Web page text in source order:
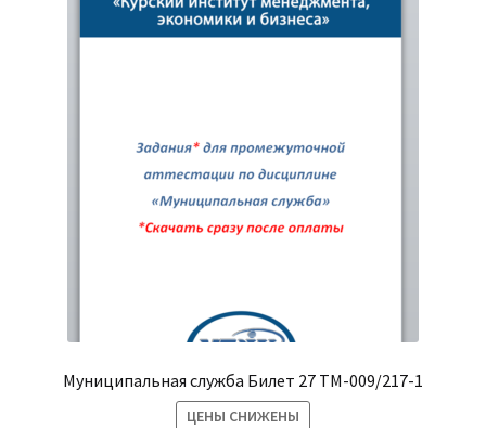
Муниципальная служба Билет 27 ТМ-009/217-1
ЦЕНЫ СНИЖЕНЫ